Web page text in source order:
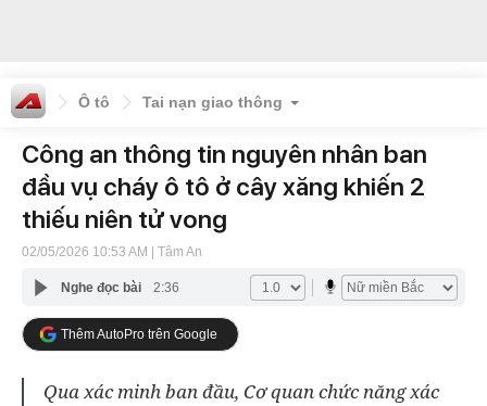
Ô tô Tai nạn giao thông
Công an thông tin nguyên nhân ban
đầu vụ cháy ô tô ở cây xăng khiến 2
thiếu niên tử vong
02/05/2026 10:53 AM | Tâm An
Nghe đọc bài 2:36
Thêm AutoPro trên Google
Qua xác minh ban đầu, Cơ quan chức năng xác